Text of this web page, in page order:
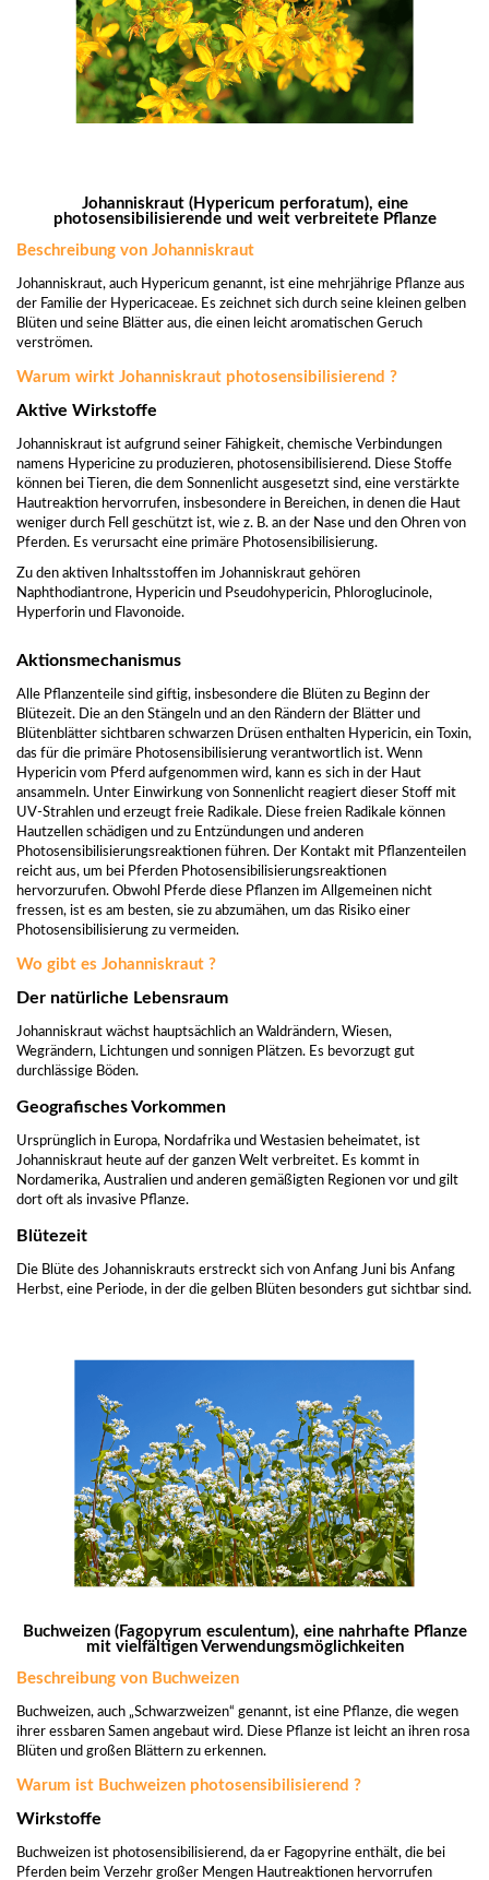
Johanniskraut (Hypericum perforatum), eine
photosensibilisierende und weit verbreitete Pflanze
Beschreibung von Johanniskraut
Johanniskraut, auch Hypericum genannt, ist eine mehrjährige Pflanze aus
der Familie der Hypericaceae. Es zeichnet sich durch seine kleinen gelben
Blüten und seine Blätter aus, die einen leicht aromatischen Geruch
verströmen.
Warum wirkt Johanniskraut photosensibilisierend ?
Aktive Wirkstoffe
Johanniskraut ist aufgrund seiner Fähigkeit, chemische Verbindungen
namens Hypericine zu produzieren, photosensibilisierend. Diese Stoffe
können bei Tieren, die dem Sonnenlicht ausgesetzt sind, eine verstärkte
Hautreaktion hervorrufen, insbesondere in Bereichen, in denen die Haut
weniger durch Fell geschützt ist, wie z. B. an der Nase und den Ohren von
Pferden. Es verursacht eine primäre Photosensibilisierung.
Zu den aktiven Inhaltsstoffen im Johanniskraut gehören
Naphthodiantrone, Hypericin und Pseudohypericin, Phloroglucinole,
Hyperforin und Flavonoide.
Aktionsmechanismus
Alle Pflanzenteile sind giftig, insbesondere die Blüten zu Beginn der
Blütezeit. Die an den Stängeln und an den Rändern der Blätter und
Blütenblätter sichtbaren schwarzen Drüsen enthalten Hypericin, ein Toxin,
das für die primäre Photosensibilisierung verantwortlich ist. Wenn
Hypericin vom Pferd aufgenommen wird, kann es sich in der Haut
ansammeln. Unter Einwirkung von Sonnenlicht reagiert dieser Stoff mit
UV-Strahlen und erzeugt freie Radikale. Diese freien Radikale können
Hautzellen schädigen und zu Entzündungen und anderen
Photosensibilisierungsreaktionen führen. Der Kontakt mit Pflanzenteilen
reicht aus, um bei Pferden Photosensibilisierungsreaktionen
hervorzurufen. Obwohl Pferde diese Pflanzen im Allgemeinen nicht
fressen, ist es am besten, sie zu abzumähen, um das Risiko einer
Photosensibilisierung zu vermeiden.
Wo gibt es Johanniskraut ?
Der natürliche Lebensraum
Johanniskraut wächst hauptsächlich an Waldrändern, Wiesen,
Wegrändern, Lichtungen und sonnigen Plätzen. Es bevorzugt gut
durchlässige Böden.
Geografisches Vorkommen
Ursprünglich in Europa, Nordafrika und Westasien beheimatet, ist
Johanniskraut heute auf der ganzen Welt verbreitet. Es kommt in
Nordamerika, Australien und anderen gemäßigten Regionen vor und gilt
dort oft als invasive Pflanze.
Blütezeit
Die Blüte des Johanniskrauts erstreckt sich von Anfang Juni bis Anfang
Herbst, eine Periode, in der die gelben Blüten besonders gut sichtbar sind.
Buchweizen (Fagopyrum esculentum), eine nahrhafte Pflanze
mit vielfältigen Verwendungsmöglichkeiten
Beschreibung von Buchweizen
Buchweizen, auch „Schwarzweizen“ genannt, ist eine Pflanze, die wegen
ihrer essbaren Samen angebaut wird. Diese Pflanze ist leicht an ihren rosa
Blüten und großen Blättern zu erkennen.
Warum ist Buchweizen photosensibilisierend ?
Wirkstoffe
Buchweizen ist photosensibilisierend, da er Fagopyrine enthält, die bei
Pferden beim Verzehr großer Mengen Hautreaktionen hervorrufen